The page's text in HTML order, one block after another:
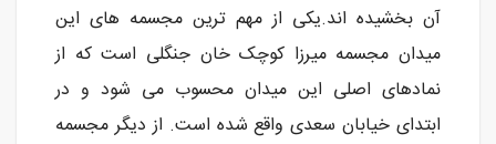
آن بخشیده اند.یکی از مهم ترین مجسمه های این
میدان مجسمه میرزا کوچک خان جنگلی است که از
نمادهای اصلی این میدان محسوب می شود و در
ابتدای خیابان سعدی واقع شده است. از دیگر مجسمه